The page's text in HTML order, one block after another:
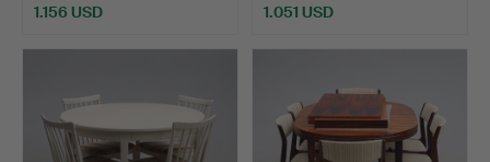
1.156 USD 1.051 USD